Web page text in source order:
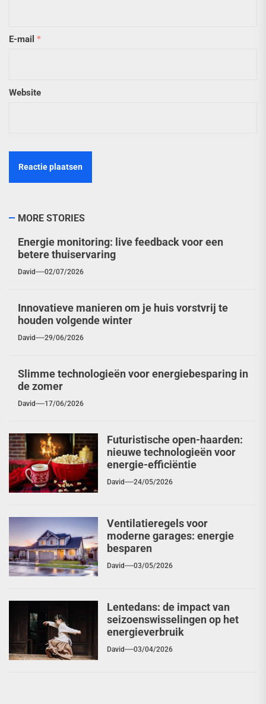
E-mail *
Website
MORE STORIES
Energie monitoring: live feedback voor een
betere thuiservaring
David 02/07/2026
Innovatieve manieren om je huis vorstvrij te
houden volgende winter
David 29/06/2026
Slimme technologieën voor energiebesparing in
de zomer
David 17/06/2026
Futuristische open-haarden:
nieuwe technologieën voor
energie-efficiëntie
David 24/05/2026
Ventilatieregels voor
moderne garages: energie
besparen
David 03/05/2026
Lentedans: de impact van
seizoenswisselingen op het
energieverbruik
David 03/04/2026